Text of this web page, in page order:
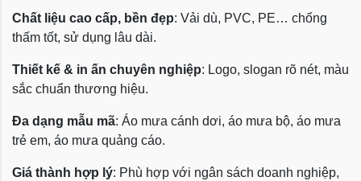
Chất liệu cao cấp, bền đẹp: Vải dù, PVC, PE… chống
thấm tốt, sử dụng lâu dài.
Thiết kế & in ấn chuyên nghiệp: Logo, slogan rõ nét, màu
sắc chuẩn thương hiệu.
Đa dạng mẫu mã: Áo mưa cánh dơi, áo mưa bộ, áo mưa
trẻ em, áo mưa quảng cáo.
Giá thành hợp lý: Phù hợp với ngân sách doanh nghiệp,